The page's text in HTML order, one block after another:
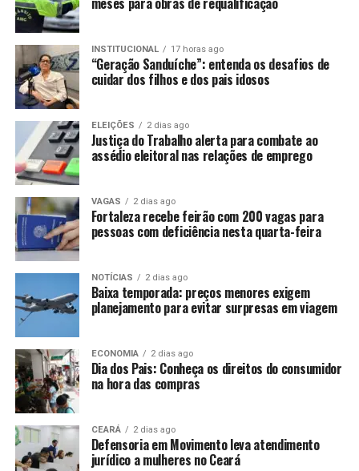
INSTITUCIONAL 17 horas ago
“Geração Sanduíche”: entenda os desafios de
cuidar dos filhos e dos pais idosos
ELEIÇÕES 2 dias ago
Justiça do Trabalho alerta para combate ao
assédio eleitoral nas relações de emprego
VAGAS 2 dias ago
Fortaleza recebe feirão com 200 vagas para
pessoas com deficiência nesta quarta-feira
NOTÍCIAS 2 dias ago
Baixa temporada: preços menores exigem
planejamento para evitar surpresas em viagem
ECONOMIA 2 dias ago
Dia dos Pais: Conheça os direitos do consumidor
na hora das compras
CEARÁ 2 dias ago
Defensoria em Movimento leva atendimento
jurídico a mulheres no Ceará